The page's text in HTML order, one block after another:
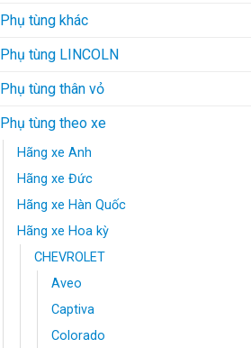
Phụ tùng khác
Phụ tùng LINCOLN
Phụ tùng thân vỏ
Phụ tùng theo xe
Hãng xe Anh
Hãng xe Đức
Hãng xe Hàn Quốc
Hãng xe Hoa kỳ
CHEVROLET
Aveo
Captiva
Colorado